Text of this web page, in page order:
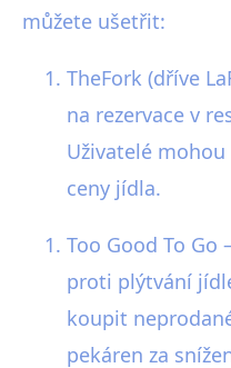
můžete ušetřit:
TheFork (dříve
na rezervace v
Uživatelé
ceny jídla.
Too Good To Go
proti plýtvání
koupit
pekáren za